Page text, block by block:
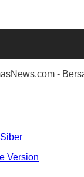
-
Version